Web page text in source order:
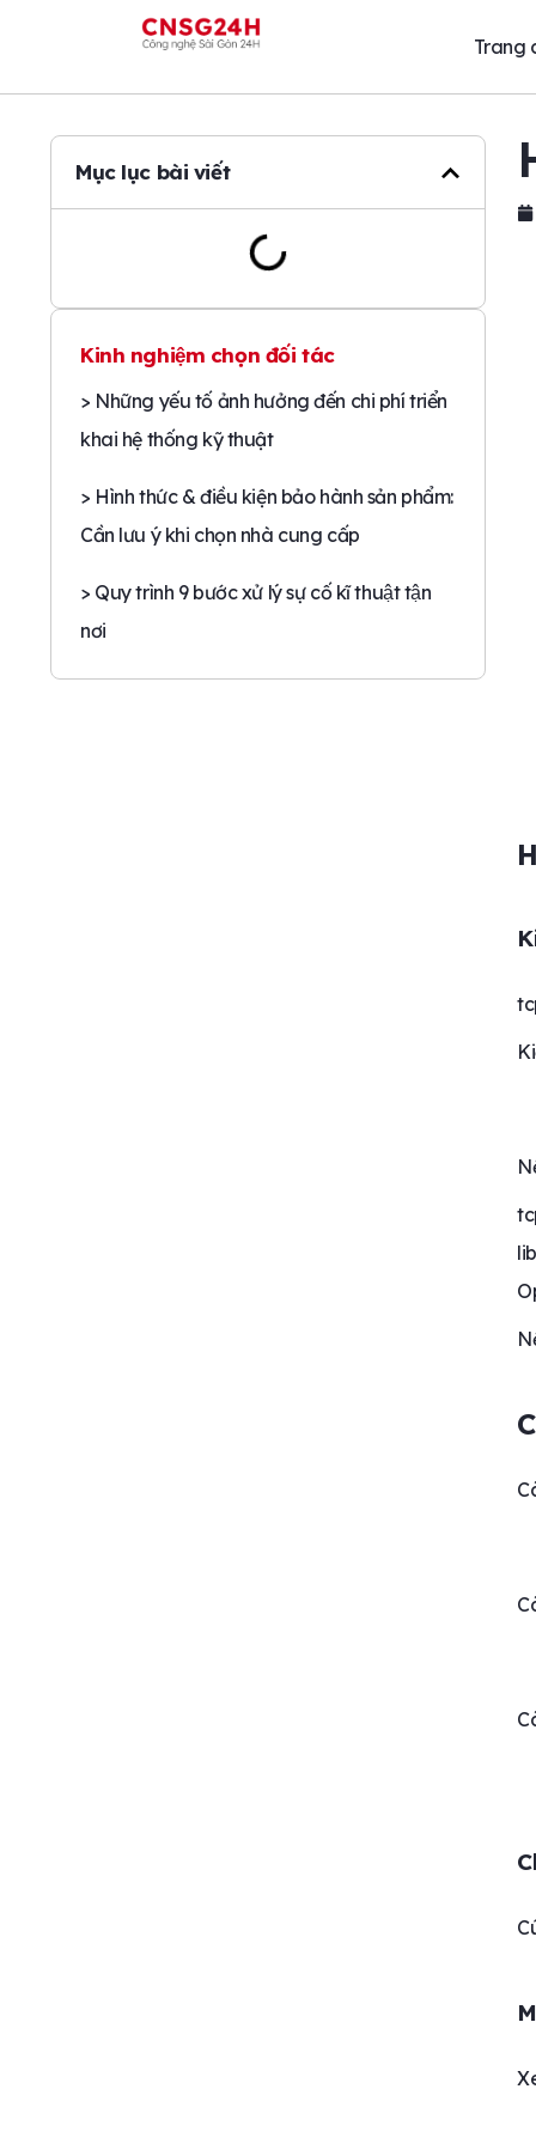
Trang
Mục lục bài viết
Kinh nghiệm chọn đối tác
> Những yếu tố ảnh hưởng đến chi phí triển
khai hệ thống kỹ thuật
> Hình thức & điều kiện bảo hành sản phẩm:
Cần lưu ý khi chọn nhà cung cấp
> Quy trình 9 bước xử lý sự cố kĩ thuật tận
nơi